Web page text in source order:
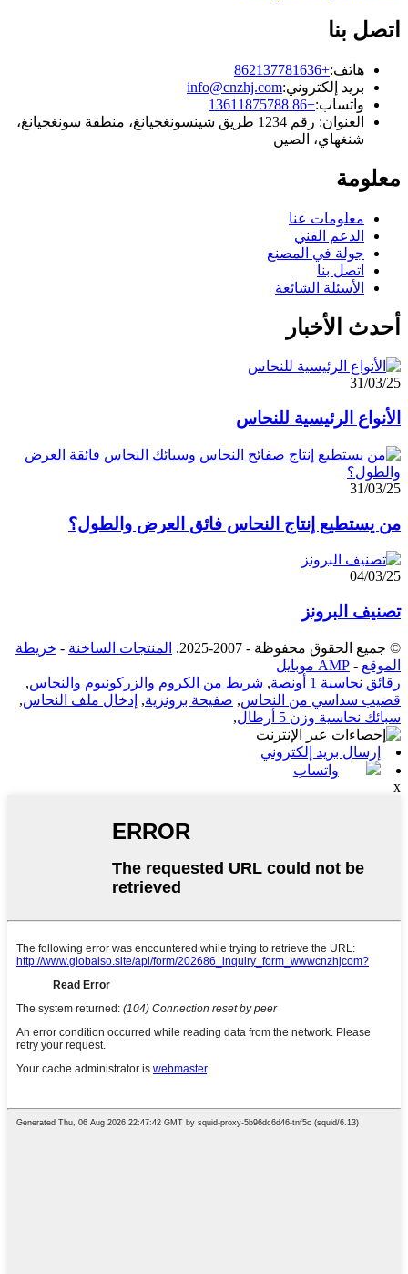
اتصل بنا
هاتف:+862137781636
بريد إلكتروني:info@cnzhj.com
واتساب:+86 13611875788
العنوان: رقم 1234 طريق شينسونغجيانغ، منطقة سونغجيانغ،
شنغهاي، الصين
معلومة
معلومات عنا
الدعم الفني
جولة في المصنع
اتصل بنا
الأسئلة الشائعة
أحدث الأخبار
31/03/25
الأنواع الرئيسية للنحاس
31/03/25
من يستطيع إنتاج النحاس فائق العرض والطول؟
04/03/25
تصنيف البرونز
© جميع الحقوق محفوظة - 2007-2025. المنتجات الساخنة - خريطة
الموقع - AMP موبايل
رقائق نحاسية 1 أونصة
, شريط من الكروم والزركونيوم والنحاس,
قضيب سداسي من النحاس, صفيحة برونزية, إدخال ملف النحاس,
سبائك نحاسية وزن 5 أرطال
,
إرسال بريد إلكتروني
واتساب
x